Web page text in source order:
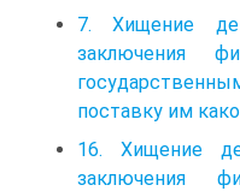
7. Хищение
заключения
поставку им
16. Хищение
заключения